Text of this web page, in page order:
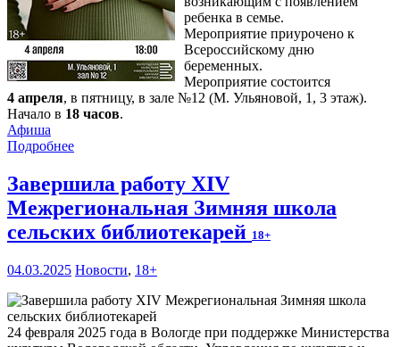
ребенка в семье.
Мероприятие приурочено к
Всероссийскому дню
беременных.
Мероприятие состоится
4 апреля, в пятницу, в зале №12 (М. Ульяновой, 1, 3 этаж).
Начало в 18 часов.
Афиша
Подробнее
Завершила работу XIV
Межрегиональная Зимняя школа
сельских библиотекарей 18+
04.03.2025 Новости, 18+
24 февраля 2025 года в Вологде при поддержке Министерства